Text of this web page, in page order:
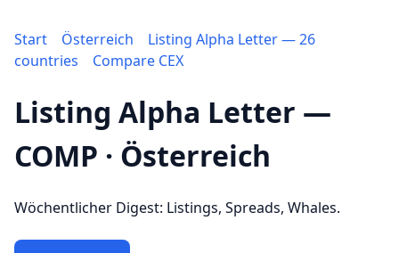
Start Österreich
Listing Alpha Letter — 26
countries
Compare CEX
Listing Alpha Letter —
COMP · Österreich
Wöchentlicher Digest: Listings, Spreads, Whales.